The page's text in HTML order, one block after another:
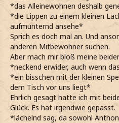
*das Alleinewohnen deshalb
*die Lippen zu einem kleinen
aufmunternd ansehe*
Sprich es doch mal an. Und
anderen Mitbewohner suchen.
Aber mach mir bloß meine
*neckend erwider, auch wenn
*ein bisschen mit der kleinen
dem Tisch vor uns liegt*
Ehrlich gesagt hatte ich mit
Glück. Es hat irgendwie gepasst.
*lächelnd sag, da sowohl